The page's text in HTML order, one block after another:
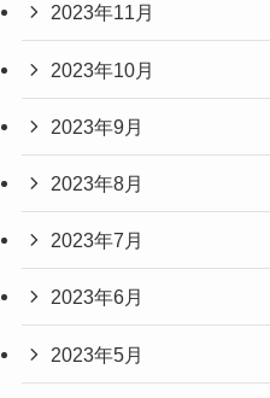
2023年11月
2023年10月
2023年9月
2023年8月
2023年7月
2023年6月
2023年5月